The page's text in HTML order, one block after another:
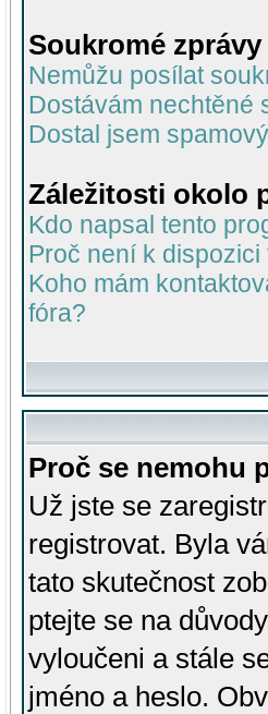
Soukromé zprávy
Nemůžu posílat
Dostávám nechtěné
Dostal jsem
Záležitosti okolo
Kdo napsal tento
Proč není k dispozici
Koho mám
fóra?
Proč se nemohu
Už jste se
registrovat. Byla
tato skutečnost
ptejte se na
vyloučeni a stále
jméno a heslo.